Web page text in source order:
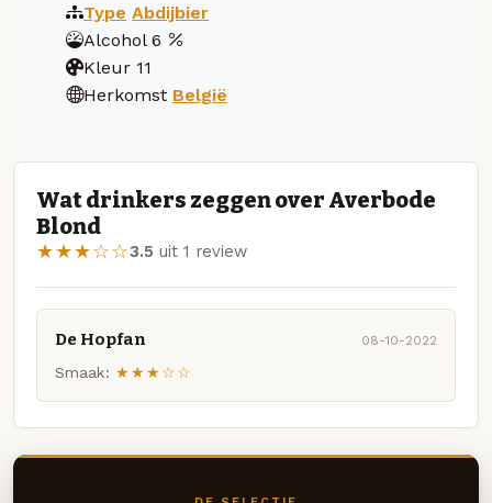
Type Abdijbier
Alcohol 6
Kleur 11
Herkomst België
Wat drinkers zeggen over Averbode
Blond
★★★☆☆3.5 uit 1 review
De Hopfan 08-10-2022
Smaak: ★★★☆☆